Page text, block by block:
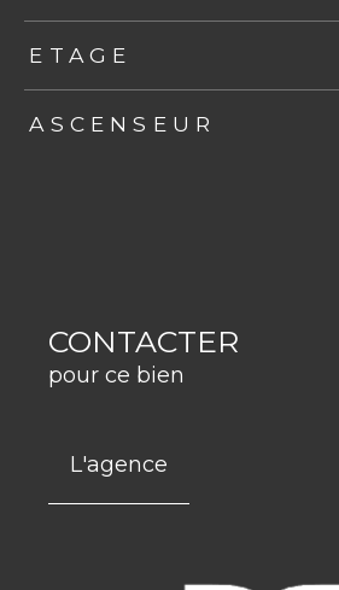
ETAGE
ASCENSEUR
CONTACTER
pour ce bien
L'agence